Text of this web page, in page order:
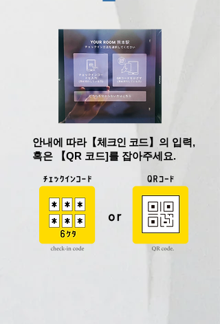
안내에 따라【체크인 코드】의 입력,
혹은 【QR 코드]를 잡아주세요.